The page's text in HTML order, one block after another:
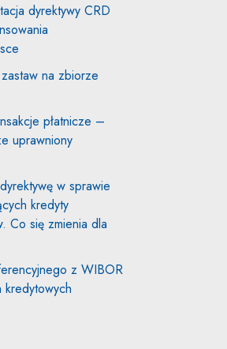
dyrektywy CRD
na zbiorze
płatnicze –
uprawniony
w sprawie
kredyty
Co się zmienia dla
z WIBOR
kredytowych